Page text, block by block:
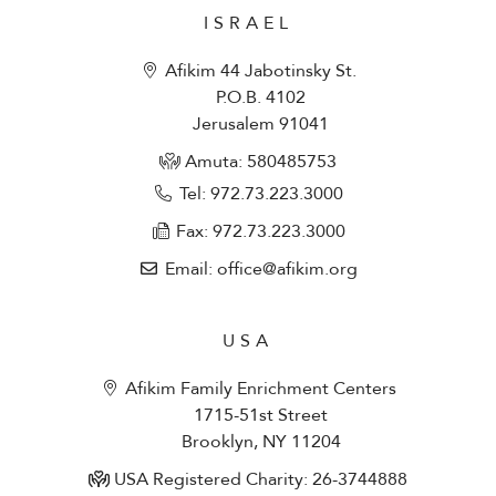
ISRAEL
Afikim 44 Jabotinsky St.
P.O.B. 4102
Jerusalem 91041
Amuta: 580485753​
Tel: 972.73.223.3000
Fax: 972.73.223.3000
Email: office@afikim.org
USA
Afikim Family Enrichment Centers
1715-51st Street
Brooklyn, NY 11204
USA Registered Charity: 26-3744888